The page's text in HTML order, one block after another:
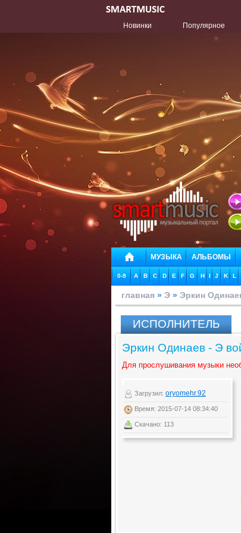
Новинки
Популярное
МУЗЫКА АЛЬБОМЫ
0-9 A B C D E F G H I J K L
главная » Э » Эркин
ИСПОЛНИТЕЛЬ
Эркин Одинаев - Э
Для прослушивания музыки
Загрузил: oryomehr.92
Время: 2015-07-14 08:34:40
Скачано: 113